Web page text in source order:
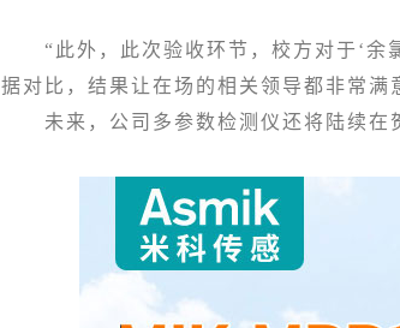
“此外，此次验收环节，校方对于‘余
据对比，结果让在场的相关领导都非常满
未来，公司多参数检测仪还将陆续在贺